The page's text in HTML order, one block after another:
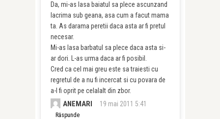
Da, mi-as lasa baiatul sa plece ascunzand
lacrima sub geana, asa cum a facut mama
ta. As darama peretii daca asta ar fi pretul
necesar.
Mi-as lasa barbatul sa plece daca asta si-
ar dori. L-as urma daca ar fi posibil.
Cred ca cel mai greu este sa traiesti cu
regretul de a nu fi incercat si cu povara de
a-l fi oprit pe celalalt din zbor.
ANEMARI 19 mai 2011 5:41
Răspunde